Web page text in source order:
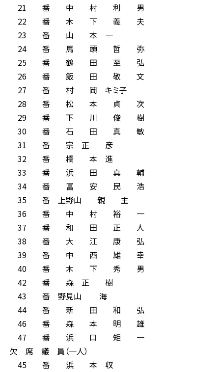
21 番 中 村 利 男
22 番 木 下 義 夫
23 番 山 本 一
24 番 馬 頭 哲 弥
25 番 鶴 田 至 弘
26 番 飯 田 敬 文
27 番 村 岡 キミ子
28 番 松 本 貞 次
29 番 下 川 俊 樹
30 番 石 田 真 敏
31 番 宗 正 彦
32 番 橋 本 進
33 番 浜 田 真 輔
34 番 冨 安 民 浩
35 番 上野山 親 主
36 番 中 村 裕 一
37 番 和 田 正 人
38 番 大 江 康 弘
39 番 中 西 雄 幸
40 番 木 下 秀 男
42 番 森 正 樹
43 番 野見山 海
44 番 新 田 和 弘
46 番 森 本 明 雄
47 番 浜 口 矩 一
欠 席 議 員（一人）
45 番 浜 本 収